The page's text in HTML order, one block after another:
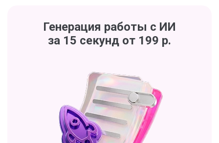
Генерация работы с ИИ
за 15 секунд от 199 р.